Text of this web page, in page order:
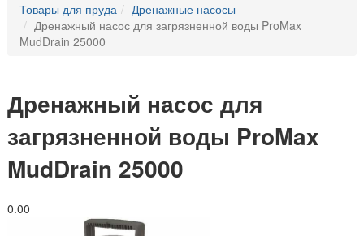
Товары для пруда
Дренажные насосы
Дренажный насос для загрязненной воды ProMax
MudDrain 25000
Дренажный насос для
загрязненной воды ProMax
MudDrain 25000
0.00